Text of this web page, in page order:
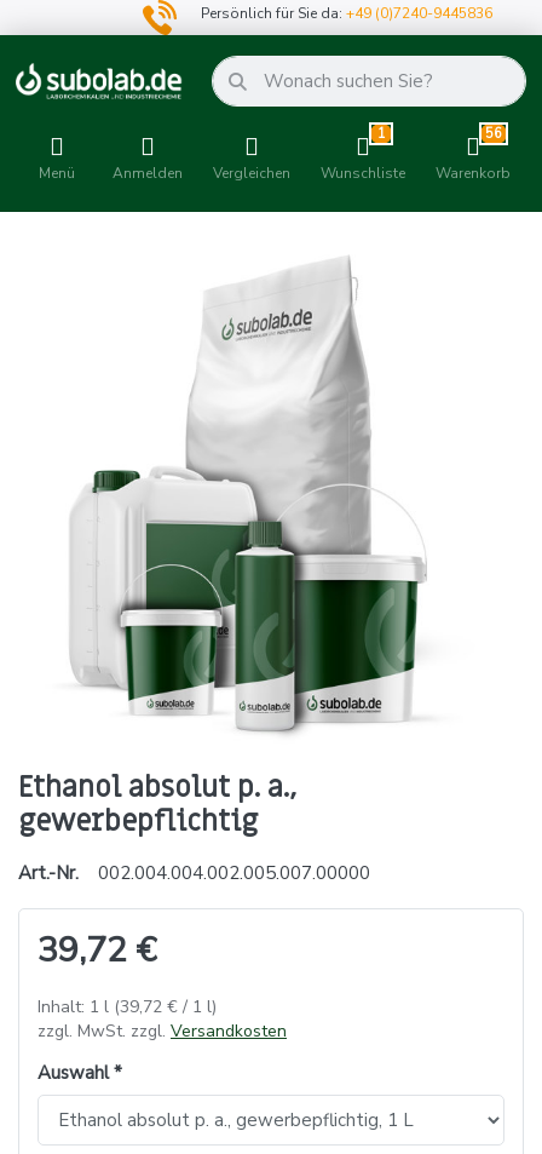
Persönlich für Sie da:+49 (0)7240-9445836
Menü Anmelden Vergleichen
1
Wunschliste
56
Warenkorb
Ethanol absolut p. a.,
gewerbepflichtig
Art.-Nr. 002.004.004.002.005.007.00000
39,72 €
Inhalt: 1 l (39,72 € / 1 l)
zzgl. MwSt. zzgl. Versandkosten
Auswahl